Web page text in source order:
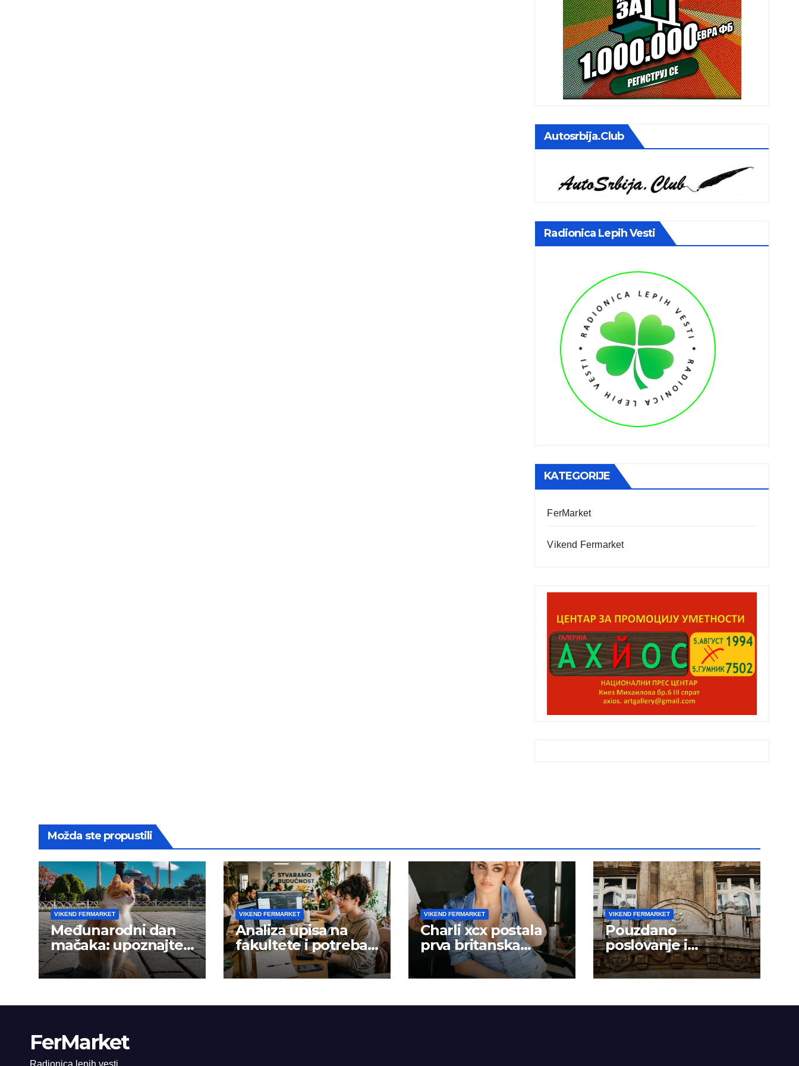
Autosrbija.club
Radionica Lepih Vesti
KATEGORIJE
FerMarket
Vikend Fermarket
Možda ste propustili
VIKEND FERMARKET
Međunarodni dan
mačaka: upoznajte
istanbulske mace
VIKEND FERMARKET
Analiza upisa na
fakultete i potreba
tržišta rada
VIKEND FERMARKET
Charli xcx postala
prva britanska
pevačica sa dva
albuma na prvom
kalendarskoj godini
VIKEND FERMARKET
Pouzdano
poslovanje i
kontinuitet rasta
FerMarket
Radionica lepih vesti